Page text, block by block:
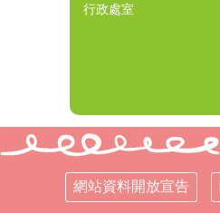
行政處室
網站資料開放宣告